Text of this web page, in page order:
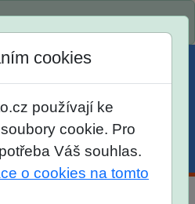
Účet Košík
cookies
používají ke
cookie. Pro
Váš souhlas.
o cookies na tomto